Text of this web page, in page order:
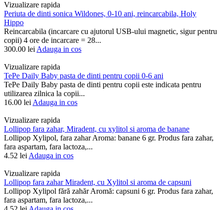
Vizualizare rapida
Periuta de dinti sonica Wildones, 0-10 ani, reincarcabila, Holy
Hippo
Reincarcabila (incarcare cu ajutorul USB-ului magnetic, sigur pentru
copii) 4 ore de incarcare = 28...
300.00 lei Adauga in cos
Vizualizare rapida
TePe Daily Baby pasta de dinti pentru copii 0-6 ani
TePe Daily Baby pasta de dinti pentru copii este indicata pentru
utilizarea zilnica la copii...
16.00 lei Adauga in cos
Vizualizare rapida
Lollipop fara zahar, Miradent, cu xylitol si aroma de banane
Lollipop Xylipol, fara zahar Aroma: banane 6 gr. Produs fara zahar,
fara aspartam, fara lactoza,...
4.52 lei Adauga in cos
Vizualizare rapida
Lollipop fara zahar Miradent, cu Xylitol si aroma de capsuni
Lollipop Xylipol fără zahăr Aromă: capsuni 6 gr. Produs fara zahar,
fara aspartam, fara lactoza,...